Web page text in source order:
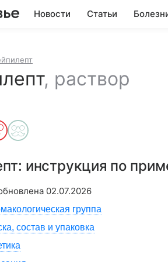
Новости Статьи
, раствор
: инструкция по
02.07.2026
группа
состав и упаковка